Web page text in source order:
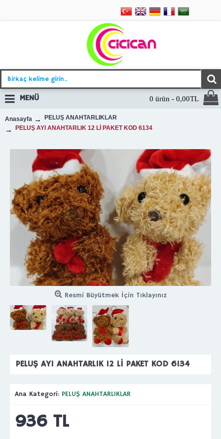
0 ürün - 0,00TL
MENÜ
Anasayfa
PELUŞ ANAHTARLIKLAR
PELUŞ AYI ANAHTARLIK 12 Lİ PAKET KOD 6134
Resmi Büyütmek İçin Tıklayınız
PELUŞ AYI ANAHTARLIK 12 Lİ PAKET KOD 6134
Ana Kategori: PELUŞ ANAHTARLIKLAR
936 TL